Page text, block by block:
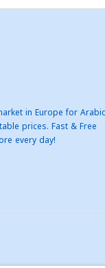
in Europe for
prices. Fast & Free
every day!